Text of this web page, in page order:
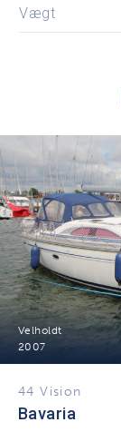
Vægt
Velholdt
2007
44 Vision
Bavaria